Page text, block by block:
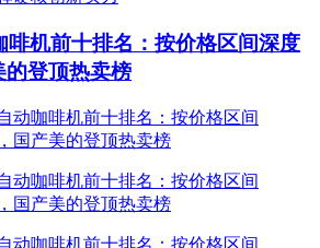
啡机前十排名：按价格区间深度
登顶热卖榜